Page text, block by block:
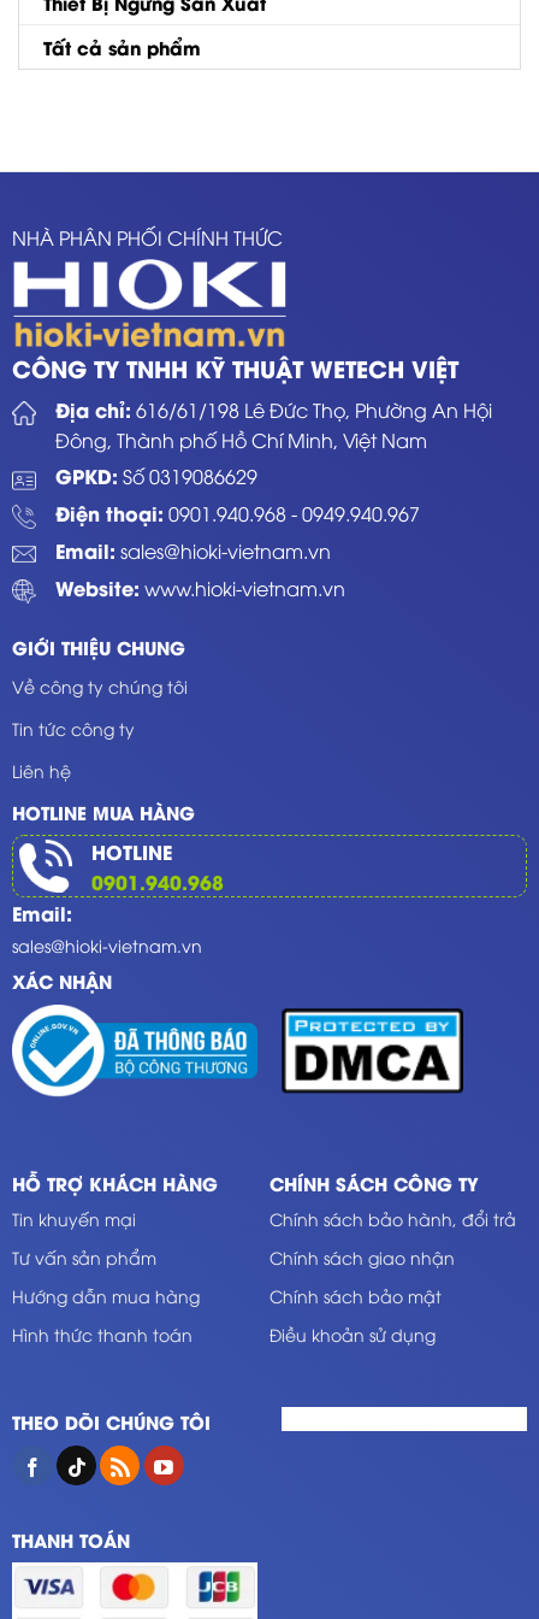
Tất cả sản phẩm
NHÀ PHÂN PHỐI CHÍNH THỨC
CÔNG TY TNHH KỸ THUẬT WETECH VIỆT
Địa chỉ: 616/61/198 Lê Đức Thọ, Phường An Hội
Đông, Thành phố Hồ Chí Minh, Việt Nam
GPKD: Số 0319086629
Điện thoại: 0901.940.968-0949.940.967
Email: sales@hioki-vietnam.vn
Website: www.hioki-vietnam.vn
GIỚI THIỆU CHUNG
Về công ty chúng tôi
Tin tức công ty
Liên hệ
HOTLINE MUA HÀNG
HOTLINE
0901.940.968
Email:
sales@hioki-vietnam.vn
XÁC NHẬN
HỖ TRỢ KHÁCH HÀNG
Tin khuyến mại
Tư vấn sản phẩm
Hướng dẫn mua hàng
Hình thức thanh toán
CHÍNH SÁCH CÔNG TY
Chính sách bảo hành, đổi trả
Chính sách giao nhận
Chính sách bảo mật
Điều khoản sử dụng
THEO DÕI CHÚNG TÔI
THANH TOÁN